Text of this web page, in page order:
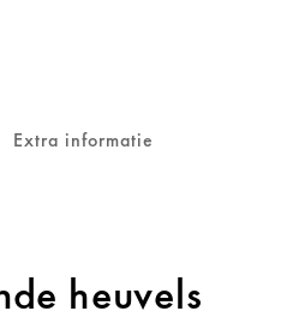
Extra informatie
heuvels